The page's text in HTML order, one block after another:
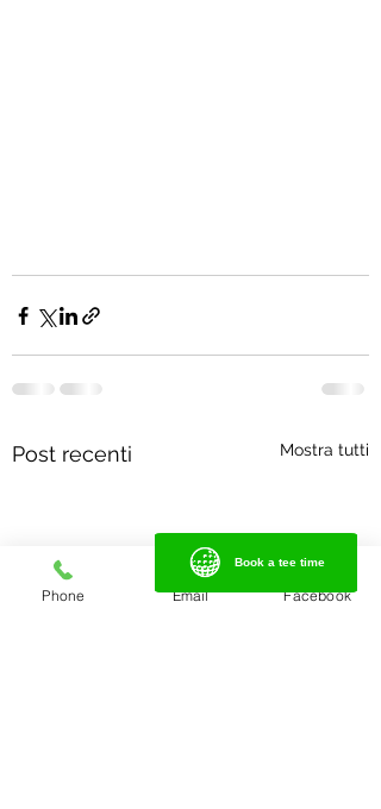
Post recenti Mostra tutti
Phone Email Facebook
Book a tee time
Book a tee time